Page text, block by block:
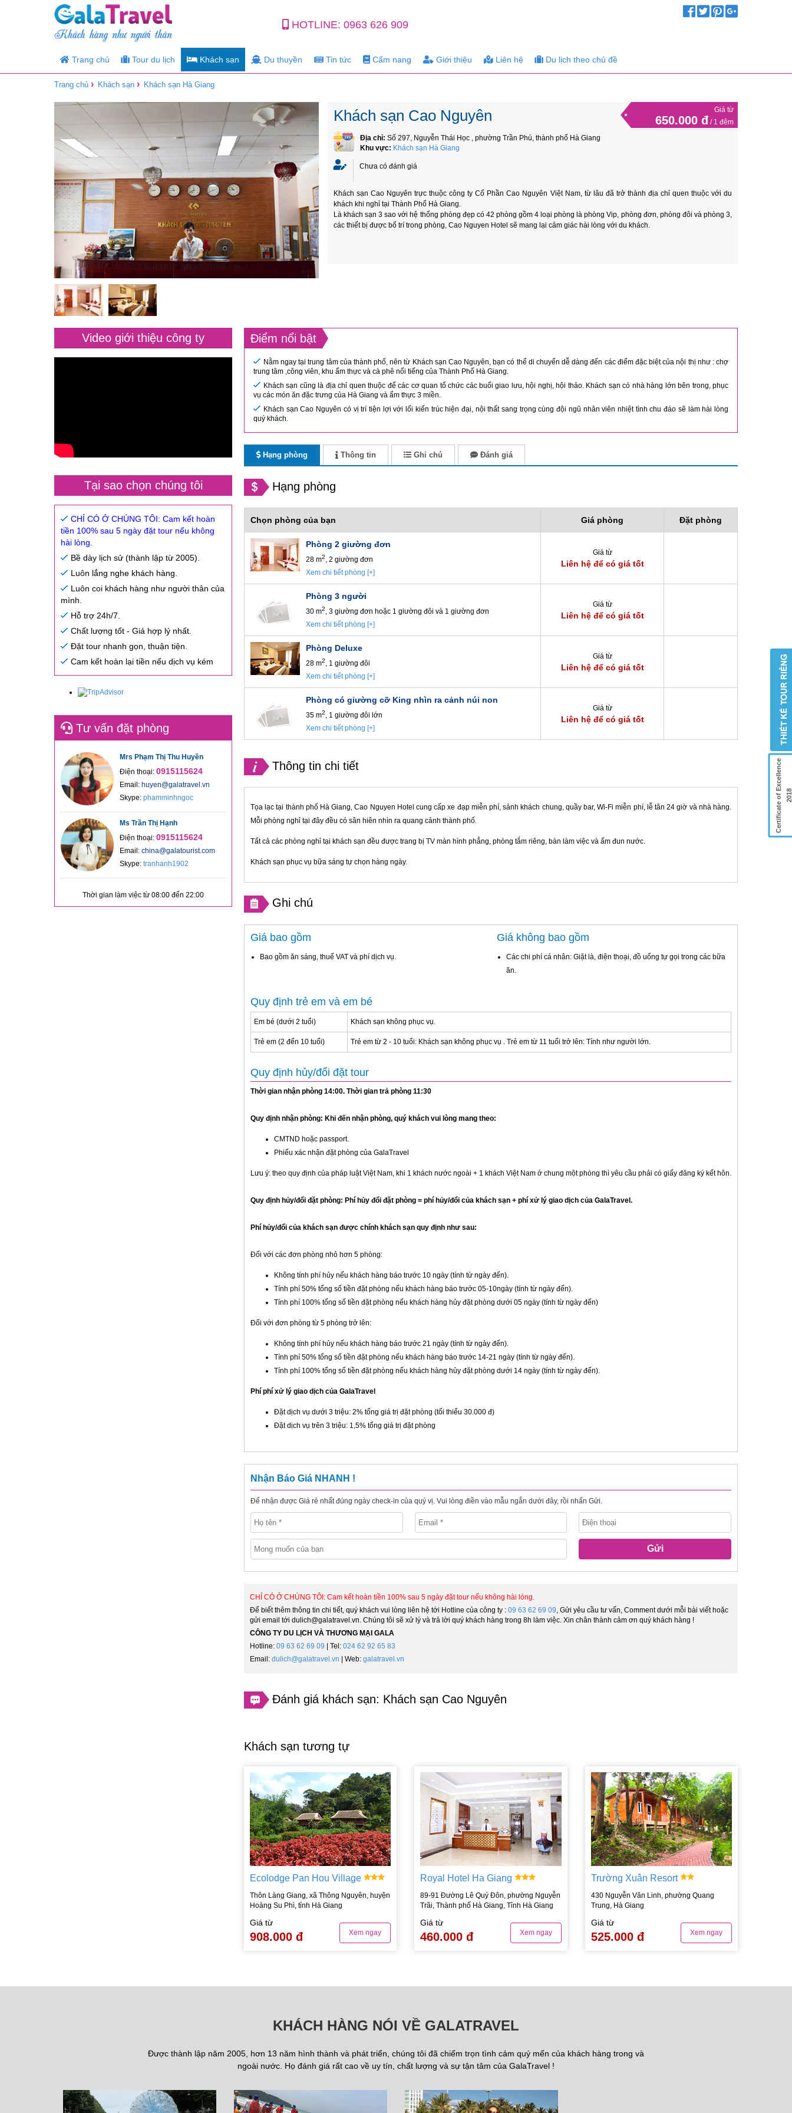
HOTLINE: 0963 626 909
Trang chủ Tour du lịch Khách sạn Du thuyền Tin tức Cẩm nang Giới thiệu Liên hệ Du lịch theo chủ đề
Trang chủ › Khách sạn › Khách sạn Hà Giang
Khách sạn Cao Nguyên Giá từ
650.000 đ / 1 đêm
Địa chỉ: Số 297, Nguyễn Thái Học , phường Trần Phú, thành phố Hà Giang
Khu vực: Khách sạn Hà Giang
Chưa có đánh giá
Khách sạn Cao Nguyên trực thuộc công ty Cổ Phần Cao Nguyên Việt Nam, từ lâu đã trở thành địa chỉ quen thuộc với du
khách khi nghỉ tại Thành Phố Hà Giang.
Là khách sạn 3 sao với hệ thống phòng đẹp có 42 phòng gồm 4 loại phòng là phòng Vip, phòng đơn, phòng đôi và phòng 3,
các thiết bị được bố trí trong phòng, Cao Nguyen Hotel sẽ mang lại cảm giác hài lòng với du khách.
Video giới thiệu công ty
Tại sao chọn chúng tôi
CHỈ CÓ Ở CHÚNG TÔI: Cam kết hoàn
tiền 100% sau 5 ngày đặt tour nếu không
hài lòng.
Bề dày lịch sử (thành lập từ 2005).
Luôn lắng nghe khách hàng.
Luôn coi khách hàng như người thân của
mình.
Hỗ trợ 24h/7.
Chất lượng tốt - Giá hợp lý nhất.
Đặt tour nhanh gọn, thuận tiện.
Cam kết hoàn lại tiền nếu dịch vụ kém
Tư vấn đặt phòng
Mrs Phạm Thị Thu Huyền
Điện thoại: 0915115624
Email: huyen@galatravel.vn
Skype: phamminhngoc
Ms Trần Thị Hạnh
Điện thoại: 0915115624
Email: china@galatourist.com
Skype: tranhanh1902
Thời gian làm việc từ 08:00 đến 22:00
Điểm nổi bật
Nằm ngay tại trung tâm của thành phố, nên từ Khách sạn Cao Nguyên, bạn có thể di chuyển dễ dàng đến các điểm đặc biệt của nội thị như : chợ
trung tâm ,công viên, khu ẩm thực và cà phê nổi tiếng của Thành Phố Hà Giang.
Khách sạn cũng là địa chỉ quen thuộc để các cơ quan tổ chức các buổi giao lưu, hội nghị, hội thảo. Khách sạn có nhà hàng lớn bên trong, phục
vụ các món ăn đặc trưng của Hà Giang và ẩm thực 3 miền.
Khách sạn Cao Nguyên có vị trí tiện lợi với lối kiến trúc hiện đại, nội thất sang trọng cùng đội ngũ nhân viên nhiệt tình chu đáo sẽ làm hài lòng
quý khách.
Hạng phòng Thông tin Ghi chú Đánh giá
Hạng phòng
Chọn phòng của bạn Giá phòng Đặt phòng
Phòng 2 giường đơn
28 m2, 2 giường đơn
Xem chi tiết phòng [+]
Giá từ
Liên hệ để có giá tốt
Phòng 3 người
30 m2, 3 giường đơn hoặc 1 giường đôi và 1 giường đơn
Xem chi tiết phòng [+]
Giá từ
Liên hệ để có giá tốt
Phòng Deluxe
28 m2, 1 giường đôi
Xem chi tiết phòng [+]
Giá từ
Liên hệ để có giá tốt
Phòng có giường cỡ King nhìn ra cảnh núi non
35 m2, 1 giường đôi lớn
Xem chi tiết phòng [+]
Giá từ
Liên hệ để có giá tốt
Thông tin chi tiết
Tọa lạc tại thành phố Hà Giang, Cao Nguyen Hotel cung cấp xe đạp miễn phí, sảnh khách chung, quầy bar, Wi-Fi miễn phí, lễ tân 24 giờ và nhà hàng.
Mỗi phòng nghỉ tại đây đều có sân hiên nhìn ra quang cảnh thành phố.
Tất cả các phòng nghỉ tại khách sạn đều được trang bị TV màn hình phẳng, phòng tắm riêng, bàn làm việc và ấm đun nước.
Khách sạn phục vụ bữa sáng tự chọn hàng ngày.
Ghi chú
Giá bao gồm
Bao gồm ăn sáng, thuế VAT và phí dịch vụ.
Giá không bao gồm
Các chi phí cá nhân: Giặt là, điện thoại, đồ uống tự gọi trong các bữa
ăn.
Quy định trẻ em và em bé
Em bé (dưới 2 tuổi) Khách sạn không phục vụ.
Trẻ em (2 đến 10 tuổi) Trẻ em từ 2 - 10 tuổi: Khách sạn không phục vụ . Trẻ em từ 11 tuổi trở lên: Tính như người lớn.
Quy định hủy/đổi đặt tour
Thời gian nhận phòng 14:00. Thời gian trả phòng 11:30
Quy định nhận phòng: Khi đến nhận phòng, quý khách vui lòng mang theo:
CMTND hoặc passport.
Phiếu xác nhận đặt phòng của GalaTravel
Lưu ý: theo quy định của pháp luật Việt Nam, khi 1 khách nước ngoài + 1 khách Việt Nam ở chung một phòng thì yêu cầu phải có giấy đăng ký kết hôn.
Quy định hủy/đổi đặt phòng: Phí hủy đổi đặt phòng = phí hủy/đổi của khách sạn + phí xử lý giao dịch của GalaTravel.
Phí hủy/đổi của khách sạn được chính khách sạn quy định như sau:
Đối với các đơn phòng nhỏ hơn 5 phòng:
Không tính phí hủy nếu khách hàng báo trước 10 ngày (tính từ ngày đến).
Tính phí 50% tổng số tiền đặt phòng nếu khách hàng báo trước 05-10ngày (tính từ ngày đến).
Tính phí 100% tổng số tiền đặt phòng nếu khách hàng hủy đặt phòng dưới 05 ngày (tính từ ngày đến)
Đối với đơn phòng từ 5 phòng trở lên:
Không tính phí hủy nếu khách hàng báo trước 21 ngày (tính từ ngày đến).
Tính phí 50% tổng số tiền đặt phòng nếu khách hàng báo trước 14-21 ngày (tính từ ngày đến).
Tính phí 100% tổng số tiền đặt phòng nếu khách hàng hủy đặt phòng dưới 14 ngày (tính từ ngày đến).
Phí phí xử lý giao dịch của GalaTravel
Đặt dịch vụ dưới 3 triệu: 2% tổng giá trị đặt phòng (tối thiểu 30.000 đ)
Đặt dịch vụ trên 3 triệu: 1,5% tổng giá trị đặt phòng
Nhận Báo Giá NHANH !
Để nhận được Giá rẻ nhất đúng ngày check-in của quý vị. Vui lòng điền vào mẫu ngắn dưới đây, rồi nhấn Gửi.
Gửi
CHỈ CÓ Ở CHÚNG TÔI: Cam kết hoàn tiền 100% sau 5 ngày đặt tour nếu không hài lòng.
Để biết thêm thông tin chi tiết, quý khách vui lòng liên hệ tới Hotline của công ty : 09 63 62 69 09 , Gửi yêu cầu tư vấn, Comment dưới mỗi bài viết hoặc
gửi email tới dulich@galatravel.vn. Chúng tôi sẽ xử lý và trả lời quý khách hàng trong 8h làm việc. Xin chân thành cảm ơn quý khách hàng !
CÔNG TY DU LỊCH VÀ THƯƠNG MẠI GALA
Hotline: 09 63 62 69 09 | Tel: 024 62 92 65 83
Email: dulich@galatravel.vn | Web: galatravel.vn
Đánh giá khách sạn: Khách sạn Cao Nguyên
Khách sạn tương tự
Ecolodge Pan Hou Village
Thôn Làng Giang, xã Thông Nguyên, huyện
Hoàng Su Phì, tỉnh Hà Giang
Giá từ
908.000 đ Xem ngay
Royal Hotel Ha Giang
89-91 Đường Lê Quý Đôn, phường Nguyễn
Trãi, Thành phố Hà Giang, Tỉnh Hà Giang
Giá từ
460.000 đ Xem ngay
Trường Xuân Resort
430 Nguyễn Văn Linh, phường Quang
Trung, Hà Giang
Giá từ
525.000 đ Xem ngay
KHÁCH HÀNG NÓI VỀ GALATRAVEL
Được thành lập năm 2005, hơn 13 năm hình thành và phát triển, chúng tôi đã chiếm trọn tình cảm quý mến của khách hàng trong và
ngoài nước. Họ đánh giá rất cao về uy tín, chất lượng và sự tận tâm của GalaTravel !
Certificate of Excellence 2018